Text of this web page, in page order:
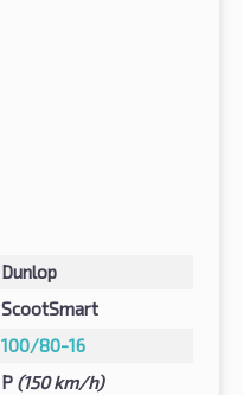
Dunlop
ScootSmart
100/80-16
P (150 km/h)